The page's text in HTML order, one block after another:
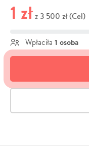
1 zł z 3 500 zł (Cel)
Wpłaciła 1 osoba